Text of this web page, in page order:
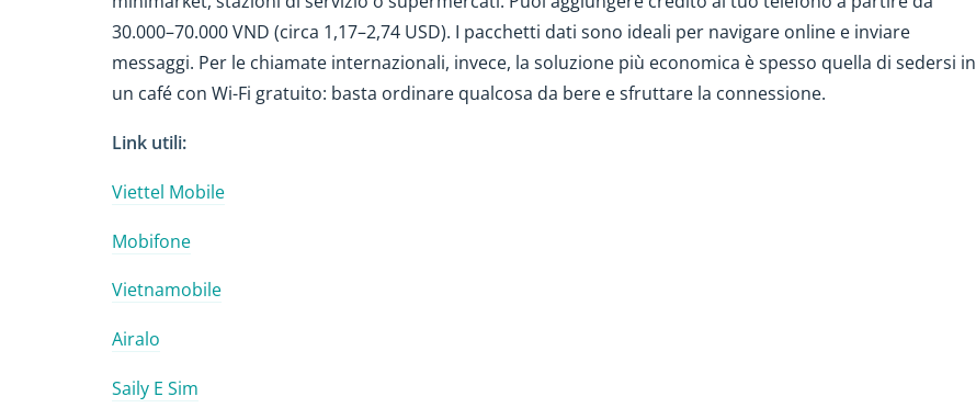
30.000–70.000 VND (circa 1,17–2,74 USD). I pacchetti dati sono ideali per navigare online e inviare
messaggi. Per le chiamate internazionali, invece, la soluzione più economica è spesso quella di sedersi in
un café con Wi-Fi gratuito: basta ordinare qualcosa da bere e sfruttare la connessione.
Link utili:
Viettel Mobile
Mobifone
Vietnamobile
Airalo
Saily E Sim